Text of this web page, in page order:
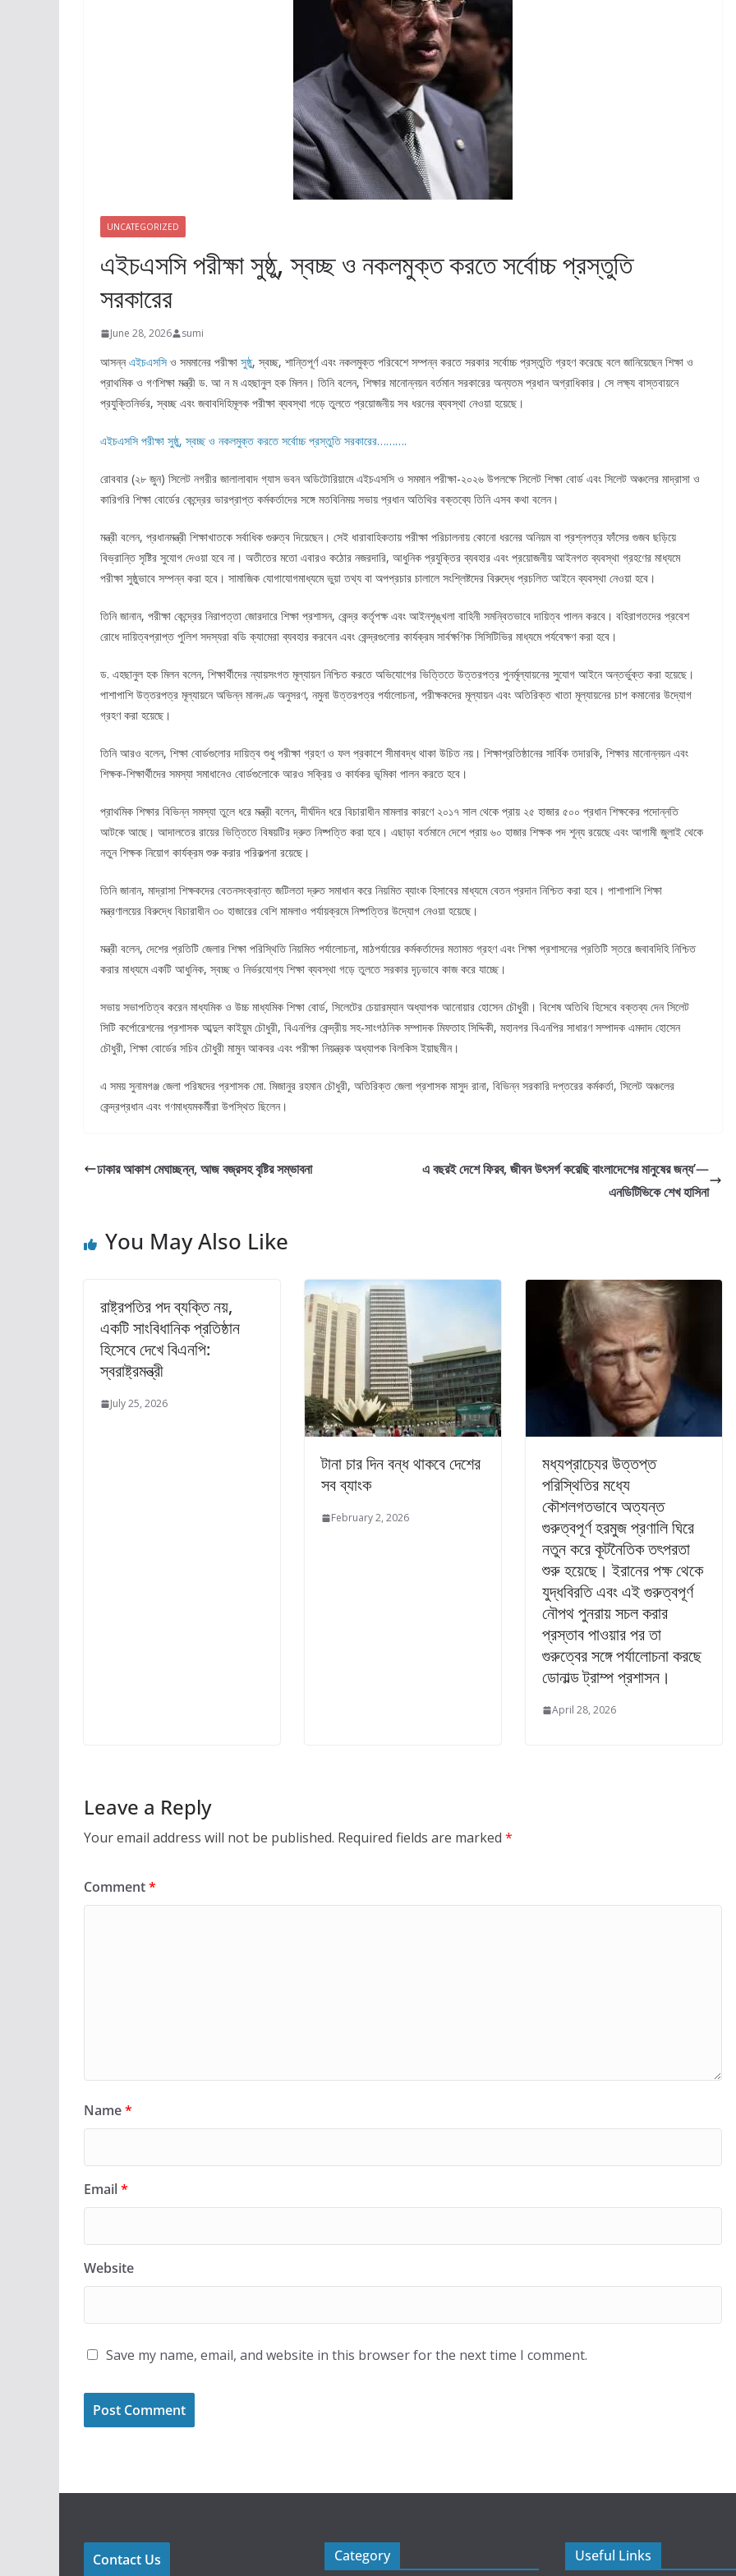
UNCATEGORIZED
এইচএসসি পরীক্ষা সুষ্ঠু, স্বচ্ছ ও নকলমুক্ত করতে সর্বোচ্চ প্রস্তুতি
সরকারের
June 28, 2026 sumi
আসন্নএইচএসসি ও সমমানের পরীক্ষা সুষ্ঠু, স্বচ্ছ, শান্তিপূর্ণ এবং নকলমুক্ত পরিবেশে সম্পন্ন করতে সরকার সর্বোচ্চ প্রস্তুতি গ্রহণ করেছে বলে জানিয়েছেন শিক্ষা ও
প্রাথমিক ও গণশিক্ষা মন্ত্রী ড. আ ন ম এহছানুল হক মিলন। তিনি বলেন, শিক্ষার মানোন্নয়ন বর্তমান সরকারের অন্যতম প্রধান অগ্রাধিকার। সে লক্ষ্য বাস্তবায়নে
প্রযুক্তিনির্ভর, স্বচ্ছ এবং জবাবদিহিমূলক পরীক্ষা ব্যবস্থা গড়ে তুলতে প্রয়োজনীয় সব ধরনের ব্যবস্থা নেওয়া হয়েছে।
এইচএসসি পরীক্ষা সুষ্ঠু, স্বচ্ছ ও নকলমুক্ত করতে সর্বোচ্চ প্রস্তুতি সরকারের……….
রোববার (২৮ জুন) সিলেট নগরীর জালালাবাদ গ্যাস ভবন অডিটোরিয়ামে এইচএসসি ও সমমান পরীক্ষা-২০২৬ উপলক্ষে সিলেট শিক্ষা বোর্ড এবং সিলেট অঞ্চলের মাদ্রাসা ও
কারিগরি শিক্ষা বোর্ডের কেন্দ্রের ভারপ্রাপ্ত কর্মকর্তাদের সঙ্গে মতবিনিময় সভায় প্রধান অতিথির বক্তব্যে তিনি এসব কথা বলেন।
মন্ত্রী বলেন, প্রধানমন্ত্রী শিক্ষাখাতকে সর্বাধিক গুরুত্ব দিয়েছেন। সেই ধারাবাহিকতায় পরীক্ষা পরিচালনায় কোনো ধরনের অনিয়ম বা প্রশ্নপত্র ফাঁসের গুজব ছড়িয়ে
বিভ্রান্তি সৃষ্টির সুযোগ দেওয়া হবে না। অতীতের মতো এবারও কঠোর নজরদারি, আধুনিক প্রযুক্তির ব্যবহার এবং প্রয়োজনীয় আইনগত ব্যবস্থা গ্রহণের মাধ্যমে
পরীক্ষা সুষ্ঠুভাবে সম্পন্ন করা হবে। সামাজিক যোগাযোগমাধ্যমে ভুয়া তথ্য বা অপপ্রচার চালালে সংশ্লিষ্টদের বিরুদ্ধে প্রচলিত আইনে ব্যবস্থা নেওয়া হবে।
তিনি জানান, পরীক্ষা কেন্দ্রের নিরাপত্তা জোরদারে শিক্ষা প্রশাসন, কেন্দ্র কর্তৃপক্ষ এবং আইনশৃঙ্খলা বাহিনী সমন্বিতভাবে দায়িত্ব পালন করবে। বহিরাগতদের প্রবেশ
রোধে দায়িত্বপ্রাপ্ত পুলিশ সদস্যরা বডি ক্যামেরা ব্যবহার করবেন এবং কেন্দ্রগুলোর কার্যক্রম সার্বক্ষণিক সিসিটিভির মাধ্যমে পর্যবেক্ষণ করা হবে।
ড. এহছানুল হক মিলন বলেন, শিক্ষার্থীদের ন্যায়সংগত মূল্যায়ন নিশ্চিত করতে অভিযোগের ভিত্তিতে উত্তরপত্র পুনর্মূল্যায়নের সুযোগ আইনে অন্তর্ভুক্ত করা হয়েছে।
পাশাপাশি উত্তরপত্র মূল্যায়নে অভিন্ন মানদণ্ড অনুসরণ, নমুনা উত্তরপত্র পর্যালোচনা, পরীক্ষকদের মূল্যায়ন এবং অতিরিক্ত খাতা মূল্যায়নের চাপ কমানোর উদ্যোগ
গ্রহণ করা হয়েছে।
তিনি আরও বলেন, শিক্ষা বোর্ডগুলোর দায়িত্ব শুধু পরীক্ষা গ্রহণ ও ফল প্রকাশে সীমাবদ্ধ থাকা উচিত নয়। শিক্ষাপ্রতিষ্ঠানের সার্বিক তদারকি, শিক্ষার মানোন্নয়ন এবং
শিক্ষক-শিক্ষার্থীদের সমস্যা সমাধানেও বোর্ডগুলোকে আরও সক্রিয় ও কার্যকর ভূমিকা পালন করতে হবে।
প্রাথমিক শিক্ষার বিভিন্ন সমস্যা তুলে ধরে মন্ত্রী বলেন, দীর্ঘদিন ধরে বিচারাধীন মামলার কারণে ২০১৭ সাল থেকে প্রায় ২৫ হাজার ৫০০ প্রধান শিক্ষকের পদোন্নতি
আটকে আছে। আদালতের রায়ের ভিত্তিতে বিষয়টির দ্রুত নিষ্পত্তি করা হবে। এছাড়া বর্তমানে দেশে প্রায় ৬০ হাজার শিক্ষক পদ শূন্য রয়েছে এবং আগামী জুলাই থেকে
নতুন শিক্ষক নিয়োগ কার্যক্রম শুরু করার পরিকল্পনা রয়েছে।
তিনি জানান, মাদ্রাসা শিক্ষকদের বেতনসংক্রান্ত জটিলতা দ্রুত সমাধান করে নিয়মিত ব্যাংক হিসাবের মাধ্যমে বেতন প্রদান নিশ্চিত করা হবে। পাশাপাশি শিক্ষা
মন্ত্রণালয়ের বিরুদ্ধে বিচারাধীন ৩০ হাজারের বেশি মামলাও পর্যায়ক্রমে নিষ্পত্তির উদ্যোগ নেওয়া হয়েছে।
মন্ত্রী বলেন, দেশের প্রতিটি জেলার শিক্ষা পরিস্থিতি নিয়মিত পর্যালোচনা, মাঠপর্যায়ের কর্মকর্তাদের মতামত গ্রহণ এবং শিক্ষা প্রশাসনের প্রতিটি স্তরে জবাবদিহি নিশ্চিত
করার মাধ্যমে একটি আধুনিক, স্বচ্ছ ও নির্ভরযোগ্য শিক্ষা ব্যবস্থা গড়ে তুলতে সরকার দৃঢ়ভাবে কাজ করে যাচ্ছে।
সভায় সভাপতিত্ব করেন মাধ্যমিক ও উচ্চ মাধ্যমিক শিক্ষা বোর্ড, সিলেটের চেয়ারম্যান অধ্যাপক আনোয়ার হোসেন চৌধুরী। বিশেষ অতিথি হিসেবে বক্তব্য দেন সিলেট
সিটি কর্পোরেশনের প্রশাসক আব্দুল কাইয়ুম চৌধুরী, বিএনপির কেন্দ্রীয় সহ-সাংগঠনিক সম্পাদক মিফতাহ সিদ্দিকী, মহানগর বিএনপির সাধারণ সম্পাদক এমদাদ হোসেন
চৌধুরী, শিক্ষা বোর্ডের সচিব চৌধুরী মামুন আকবর এবং পরীক্ষা নিয়ন্ত্রক অধ্যাপক বিলকিস ইয়াছমীন।
এ সময় সুনামগঞ্জ জেলা পরিষদের প্রশাসক মো. মিজানুর রহমান চৌধুরী, অতিরিক্ত জেলা প্রশাসক মাসুদ রানা, বিভিন্ন সরকারি দপ্তরের কর্মকর্তা, সিলেট অঞ্চলের
কেন্দ্রপ্রধান এবং গণমাধ্যমকর্মীরা উপস্থিত ছিলেন।
ঢাকার আকাশ মেঘাচ্ছন্ন, আজ বজ্রসহ বৃষ্টির সম্ভাবনা
এ বছরই দেশে ফিরব, জীবন উৎসর্গ করেছি বাংলাদেশের মানুষের জন্য’—
এনডিটিভিকে শেখ হাসিনা
You May Also Like
রাষ্ট্রপতির পদ ব্যক্তি নয়,
একটি সাংবিধানিক প্রতিষ্ঠান
হিসেবে দেখে বিএনপি:
স্বরাষ্ট্রমন্ত্রী
July 25, 2026
টানা চার দিন বন্ধ থাকবে দেশের
সব ব্যাংক
February 2, 2026
মধ্যপ্রাচ্যের উত্তপ্ত
পরিস্থিতির মধ্যে
কৌশলগতভাবে অত্যন্ত
গুরুত্বপূর্ণ হরমুজ প্রণালি ঘিরে
নতুন করে কূটনৈতিক তৎপরতা
শুরু হয়েছে। ইরানের পক্ষ থেকে
যুদ্ধবিরতি এবং এই গুরুত্বপূর্ণ
নৌপথ পুনরায় সচল করার
প্রস্তাব পাওয়ার পর তা
গুরুত্বের সঙ্গে পর্যালোচনা করছে
ডোনাল্ড ট্রাম্প প্রশাসন।
April 28, 2026
Leave a Reply
Your email address will not be published. Required fields are marked *
Comment*
Name*
Email*
Website
Save my name, email, and website in this browser for the next time I comment.
Contact Us Category Useful Links